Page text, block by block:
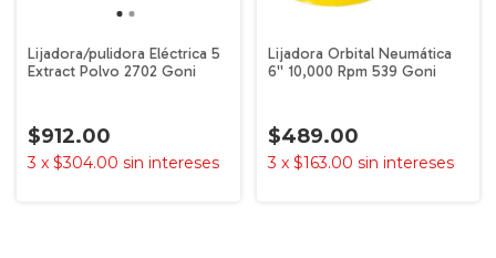
Lijadora/pulidora Eléctrica 5
Extract Polvo 2702 Goni
$912.00
3 x $304.00 sin intereses
Lijadora Orbital Neumática
6'' 10,000 Rpm 539 Goni
$489.00
3 x $163.00 sin intereses